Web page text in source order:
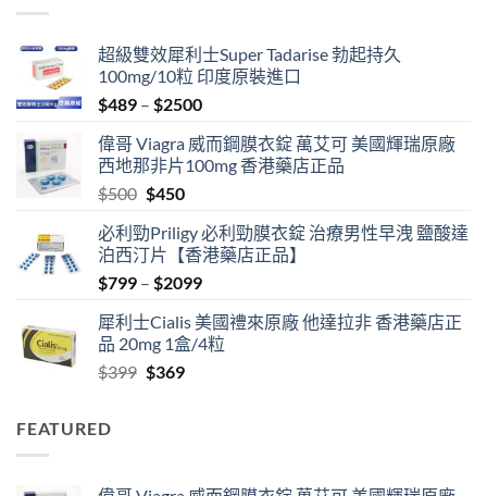
超級雙效犀利士Super Tadarise 勃起持久
100mg/10粒 印度原裝進口
$489 – $2500Price
$489
through
偉哥 Viagra 威而鋼膜衣錠 萬艾可 美國輝瑞原廠
西地那非片100mg 香港藥店正品
$500 Original
was:
$500.
$450Current
is:
$450.
必利勁Priligy 必利勁膜衣錠 治療男性早洩 鹽酸達
泊西汀片【香港藥店正品】
$799 – $2099Price
$799
through
犀利士Cialis 美國禮來原廠 他達拉非 香港藥店正
品 20mg 1盒/4粒
$399 Original
$369Current
FEATURED